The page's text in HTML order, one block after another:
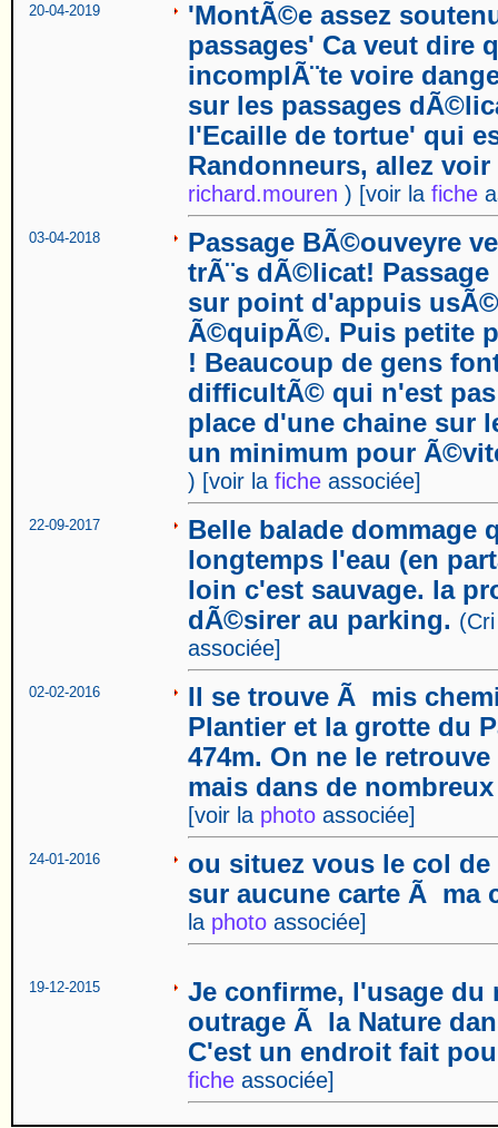
20-04-2019
'MontÃ©e assez
passages' Ca veut dire
incomplÃ¨te voire
sur les passages
l'Ecaille de tortue' qui
Randonneurs, allez
richard.mouren ) [voir la fiche
03-04-2018
Passage BÃ©ouveyre
trÃ¨s dÃ©licat!
sur point d'appuis
Ã©quipÃ©. Puis petite
! Beaucoup de gens
difficultÃ© qui n'est
place d'une chaine sur
un minimum pour
) [voir la fiche associée]
22-09-2017
Belle balade dommage
longtemps l'eau (en
loin c'est sauvage. la
dÃ©sirer au parking.
associée]
02-02-2016
Il se trouve Ã mis
Plantier et la grotte du
474m. On ne le
mais dans de
[voir la photo associée]
24-01-2016
ou situez vous le col
sur aucune carte Ã ma
la photo associée]
19-12-2015
Je confirme, l'usage du
outrage Ã la Nature
C'est un endroit fait
fiche associée]